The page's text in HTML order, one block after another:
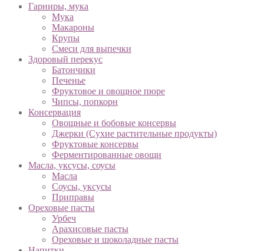
Гарниры, мука
Мука
Макароны
Крупы
Смеси для выпечки
Здоровый перекус
Батончики
Печенье
Фруктовое и овощное пюре
Чипсы, попкорн
Консервация
Овощные и бобовые консервы
Джерки (Сухие растительные продукты)
Фруктовые консервы
Ферментированные овощи
Масла, уксусы, соусы
Масла
Соусы, уксусы
Приправы
Ореховые пасты
Урбеч
Арахисовые пасты
Ореховые и шоколадные пасты